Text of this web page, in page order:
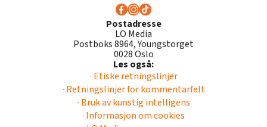
Postadresse
LO Media
Postboks 8964, Youngstorget
0028 Oslo
Les også:
· Etiske retningslinjer
· Retningslinjer for kommentarfelt
· Bruk av kunstig intelligens
· Informasjon om cookies